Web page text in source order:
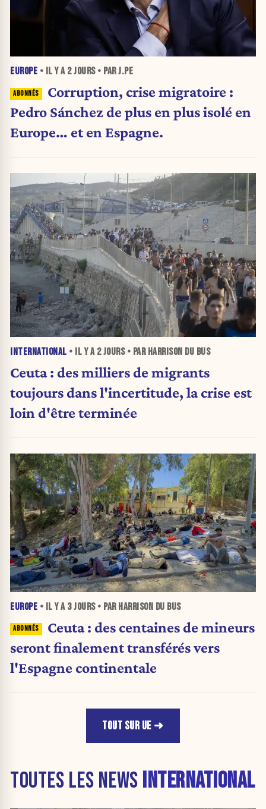
EUROPE • IL Y A 2 JOURS• PAR J.PE
Corruption, crise migratoire :
Pedro Sánchez de plus en plus isolé en
Europe… et en Espagne.
INTERNATIONAL • IL Y A 2 JOURS• PAR HARRISON DU BUS
Ceuta : des milliers de migrants
toujours dans l'incertitude, la crise est
loin d'être terminée
EUROPE • IL Y A 3 JOURS• PAR HARRISON DU BUS
Ceuta : des centaines de mineurs
seront finalement transférés vers
l'Espagne continentale
TOUT SUR UE
TOUTES LES NEWS INTERNATIONAL